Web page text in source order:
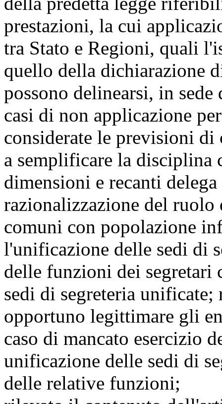
prestazioni, la cui
tra Stato e Regioni, quali
quello della dichiarazione
possono delinearsi, in
casi di non applicazione
considerate le previsioni
a semplificare la
dimensioni e recanti
razionalizzazione del ruolo
comuni con popolazione
l'unificazione delle sedi di
delle funzioni dei segretari
sedi di segreteria unificate;
opportuno legittimare gli
caso di mancato esercizio
unificazione delle sedi di
delle relative funzioni;